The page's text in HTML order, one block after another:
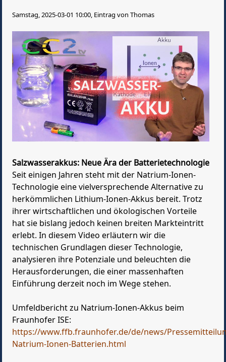
Samstag, 2025-03-01 10:00, Eintrag von Thomas
Salzwasserakkus: Neue Ära der Batterietechnologie
Seit einigen Jahren steht mit der Natrium-Ionen-
Technologie eine vielversprechende Alternative zu
herkömmlichen Lithium-Ionen-Akkus bereit. Trotz
ihrer wirtschaftlichen und ökologischen Vorteile
hat sie bislang jedoch keinen breiten Markteintritt
erlebt. In diesem Video erläutern wir die
technischen Grundlagen dieser Technologie,
analysieren ihre Potenziale und beleuchten die
Herausforderungen, die einer massenhaften
Einführung derzeit noch im Wege stehen.
Umfeldbericht zu Natrium-Ionen-Akkus beim
Fraunhofer ISE:
https://www.ffb.fraunhofer.de/de/news/
Natrium-Ionen-Batterien.html